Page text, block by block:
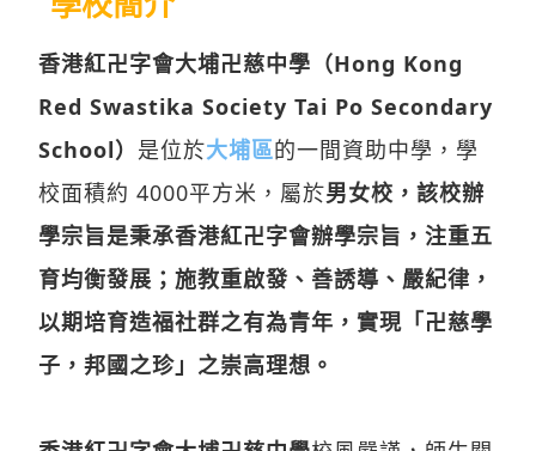
香港紅卍字會大埔卍慈中學（Hong Kong
Red Swastika Society Tai Po Secondary
School） 是位於大埔區的一間資助中學，學
校面積約 4000平方米，屬於男女校，該校辦
學宗旨是秉承香港紅卍字會辦學宗旨，注重五
育均衡發展；施教重啟發、善誘導、嚴紀律，
以期培育造福社群之有為青年，實現「卍慈學
子，邦國之珍」之崇高理想。